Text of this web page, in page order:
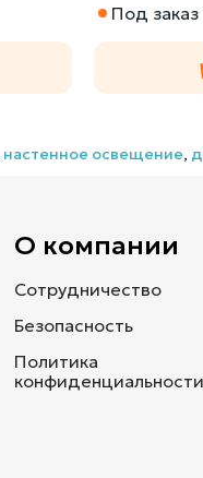
Под
настенное освещение,
О компании
Сотрудничество
Безопасность
Политика
конфиденциальности